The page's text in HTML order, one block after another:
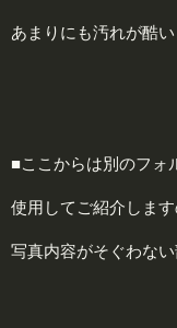
あまりにも汚れが酷
■ここからは別のフォ
使用してご紹介しま
写真内容がそぐわな